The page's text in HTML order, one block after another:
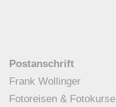
Postanschrift
Frank Wollinger
Fotoreisen & Fotokurse